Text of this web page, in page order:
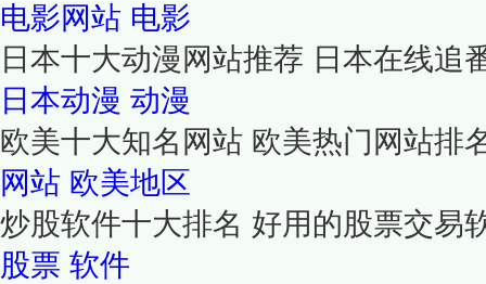
电影网站 电影
日本十大动漫网站推荐 日本在线追
日本动漫 动漫
欧美十大知名网站 欧美热门网站排
网站 欧美地区
炒股软件十大排名 好用的股票交易
股票 软件